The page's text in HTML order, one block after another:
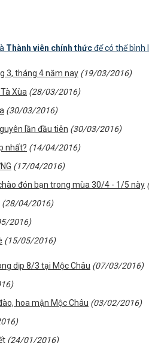
Thành viên chính thứcđể có thể bình
3, tháng 4 năm nay (19/03/2016)
Xùa (28/03/2016)
(30/03/2016)
lần đầu tiên (30/03/2016)
nhất? (14/04/2016)
(17/04/2016)
đón bạn trong mùa 30/4 - 1/5 này
(28/04/2016)
2016)
(15/05/2016)
dịp 8/3 tại Mộc Châu (07/03/2016)
hoa mận Mộc Châu (03/02/2016)
(24/01/2016)